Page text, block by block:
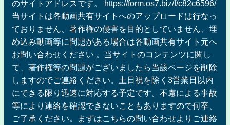
のサイトアドレスです。 https://form.os7.biz/f/c82c6596/
当サイトは各動画共有サイトへのアップロードは行なっ
ておりません、著作権の侵害を目的としていません、埋
め込み動画等に問題がある場合は各動画共有サイト元へ
お問い合わせください 。当サイトのコンテンツに関し
て、著作権等の問題がございましたら当該ページを削除
しますのでご連絡ください。土日祝を除く3営業日以内
にできる限り迅速に対応する予定です。不慮による事故
等により連絡を確認できないこともありますので何卒、
ご了承ください。まずはこちらの問い合わせよりご連絡